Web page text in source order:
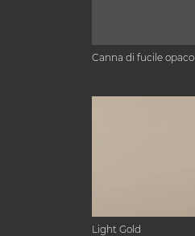
Canna di fucile opaco
Light Gold